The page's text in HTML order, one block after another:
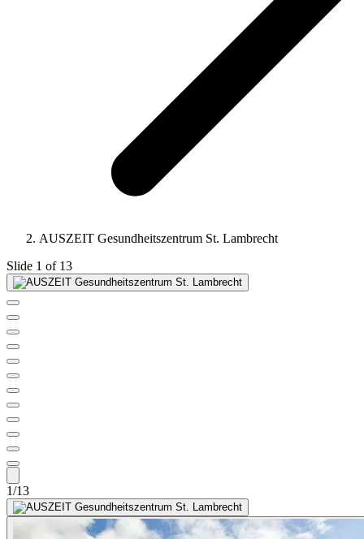
AUSZEIT Gesundheitszentrum St. Lambrecht
Slide 1 of 13
1/13